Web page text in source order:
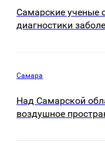
Самарские ученые
диагностики
Самара
Над Самарской
воздушное